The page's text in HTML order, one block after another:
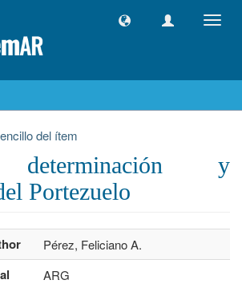
del ítem
determinación y
Portezuelo
Pérez, Feliciano A.
ARG